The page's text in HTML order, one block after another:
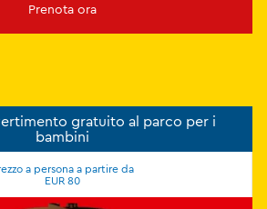
Prenota ora
gratuito al parco per i
bambini
a persona a partire da
EUR 80